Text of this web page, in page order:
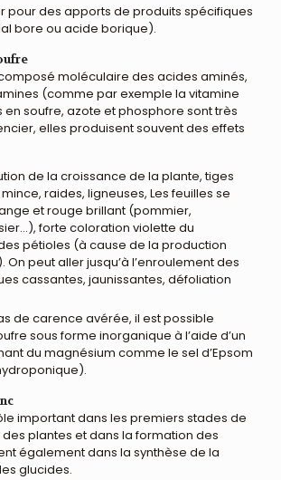
pour des apports de produits spécifiques
bore ou acide borique).
moléculaire des acides aminés,
(comme par exemple la vitamine
en soufre, azote et phosphore sont très
elles produisent souvent des effets
de la croissance de la plante, tiges
raides, ligneuses, Les feuilles se
et rouge brillant (pommier,
forte coloration violette du
pétioles (à cause de la production
On peut aller jusqu’à l’enroulement des
cassantes, jaunissantes, défoliation
de carence avérée, il est possible
sous forme inorganique à l’aide d’un
du magnésium comme le sel d’Epsom
important dans les premiers stades de
plantes et dans la formation des
également dans la synthèse de la
glucides.